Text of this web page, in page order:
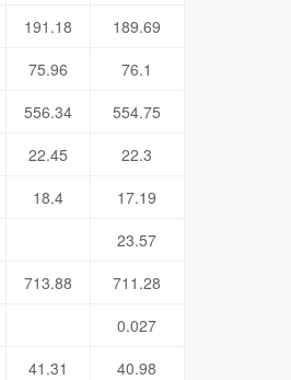
191.18
189.69
75.96
76.1
556.34
554.75
22.45
22.3
18.4
17.19
23.57
713.88
711.28
0.027
41.31
40.98